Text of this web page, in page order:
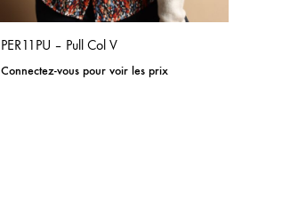
PER11PU – Pull Col V
Connectez-vous pour voir les prix